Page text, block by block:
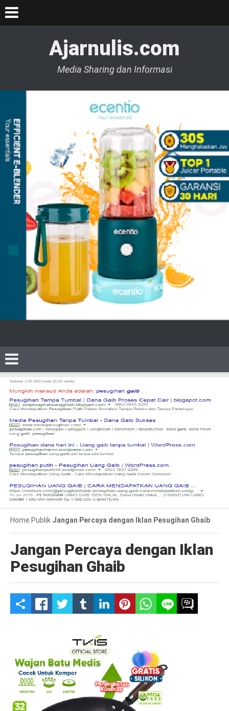
Ajarnulis.com
Media Sharing dan Informasi
Home Publik Jangan Percaya dengan Iklan Pesugihan Ghaib
Jangan Percaya dengan Iklan
Pesugihan Ghaib
S
t